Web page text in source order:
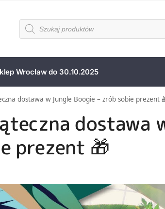
Wrocław do 30.10.2025
dostawa w Jungle Boogie – zrób sobie prezent
dostawa
prezent 🎁